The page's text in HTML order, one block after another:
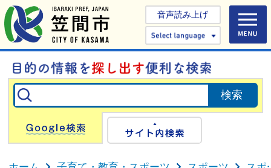
音声読み上げ
Select
Google検索